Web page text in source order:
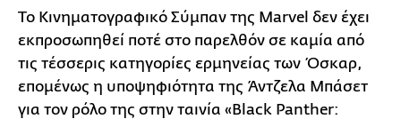
Το Κινηματογραφικό Σύμπαν της Marvel δεν έχει
εκπροσωπηθεί ποτέ στο παρελθόν σε καμία από
τις τέσσερις κατηγορίες ερμηνείας των Όσκαρ,
επομένως η υποψηφιότητα της Άντζελα Μπάσετ
για τον ρόλο της στην ταινία «Black Panther: